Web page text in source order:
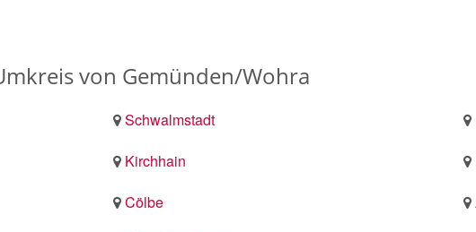
von Gemünden/Wohra
Schwalmstadt
Kirchhain
Cölbe